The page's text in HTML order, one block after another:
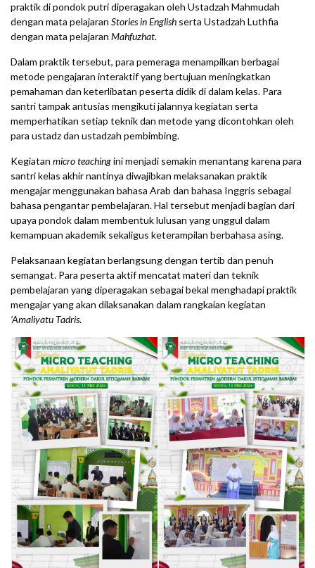
praktik di pondok putri diperagakan oleh Ustadzah Mahmudah
dengan mata pelajaran Stories in English serta Ustadzah Luthfia
dengan mata pelajaran Mahfuzhat.
Dalam praktik tersebut, para pemeraga menampilkan berbagai
metode pengajaran interaktif yang bertujuan meningkatkan
pemahaman dan keterlibatan peserta didik di dalam kelas. Para
santri tampak antusias mengikuti jalannya kegiatan serta
memperhatikan setiap teknik dan metode yang dicontohkan oleh
para ustadz dan ustadzah pembimbing.
Kegiatan micro teachingini menjadi semakin menantang karena para
santri kelas akhir nantinya diwajibkan melaksanakan praktik
mengajar menggunakan bahasa Arab dan bahasa Inggris sebagai
bahasa pengantar pembelajaran. Hal tersebut menjadi bagian dari
upaya pondok dalam membentuk lulusan yang unggul dalam
kemampuan akademik sekaligus keterampilan berbahasa asing.
Pelaksanaan kegiatan berlangsung dengan tertib dan penuh
semangat. Para peserta aktif mencatat materi dan teknik
pembelajaran yang diperagakan sebagai bekal menghadapi praktik
mengajar yang akan dilaksanakan dalam rangkaian kegiatan
‘Amaliyatu Tadris.